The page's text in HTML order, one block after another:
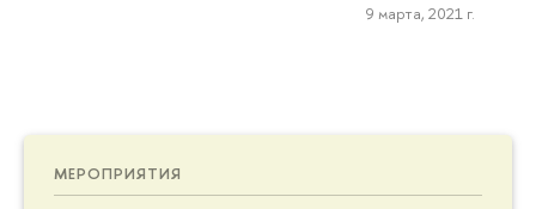
МЕРОПРИЯТИЯ
9 марта, 2021 г.